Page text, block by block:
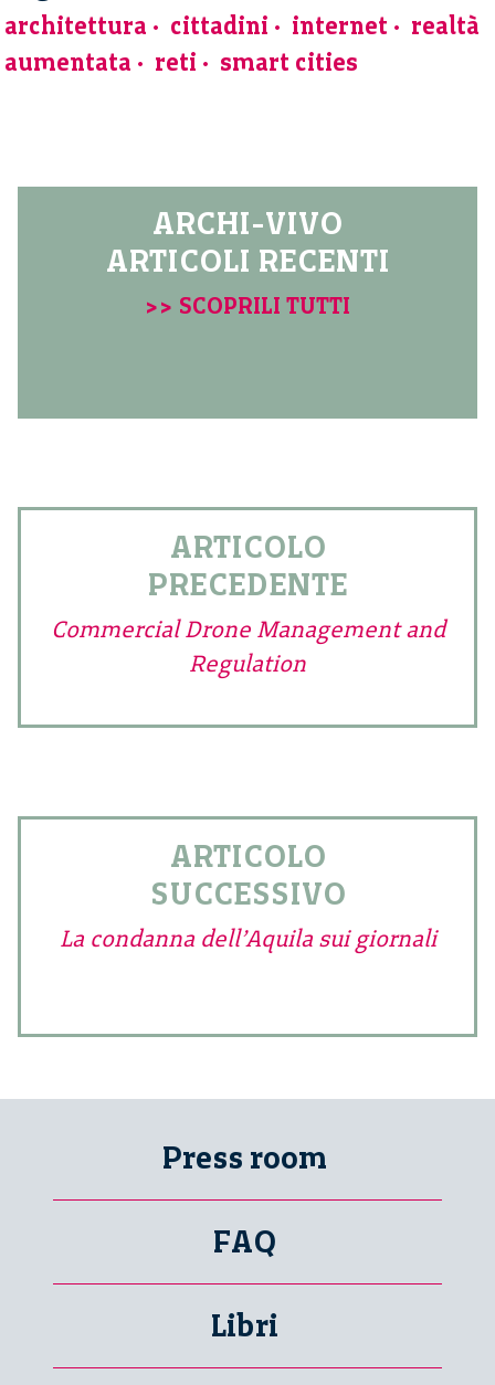
architettura cittadini internet
realtà
aumentata
reti smart cities
ARCHI-VIVO
ARTICOLI RECENTI
>> SCOPRILI TUTTI
ARTICOLO
PRECEDENTE
Commercial Drone Management and
Regulation
ARTICOLO
SUCCESSIVO
La condanna dell’Aquila sui giornali
Press room
FAQ
Libri